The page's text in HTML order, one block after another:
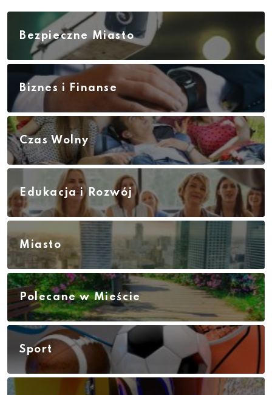
Bezpieczne Miasto
Biznes i Finanse
Czas Wolny
Edukacja i Rozwój
Miasto
Polecane w Mieście
Sport